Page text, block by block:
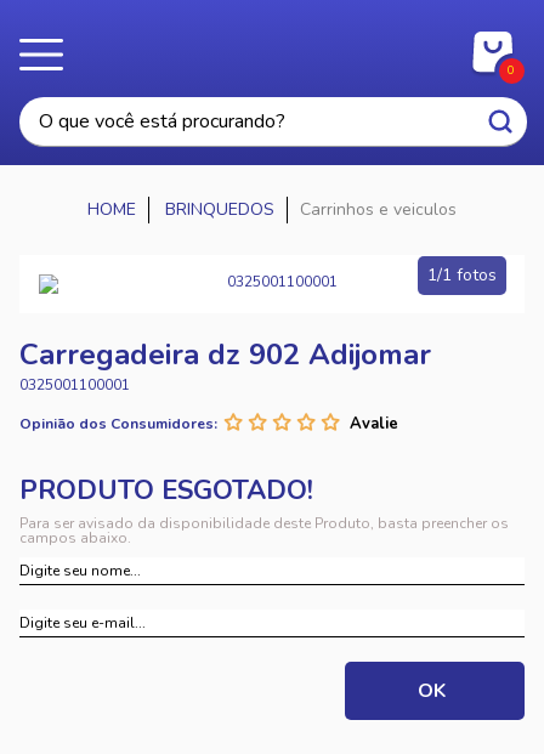
0
BRINQUEDOS Carrinhos e veiculos
1/1 fotos
Carregadeira dz 902 Adijomar
0325001100001
Opinião dos Consumidores:
Para ser avisado da disponibilidade deste Produto, basta preencher os
campos abaixo.